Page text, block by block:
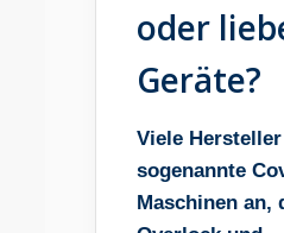
oder
Geräte?
Viele
sogenannte
Maschinen an,